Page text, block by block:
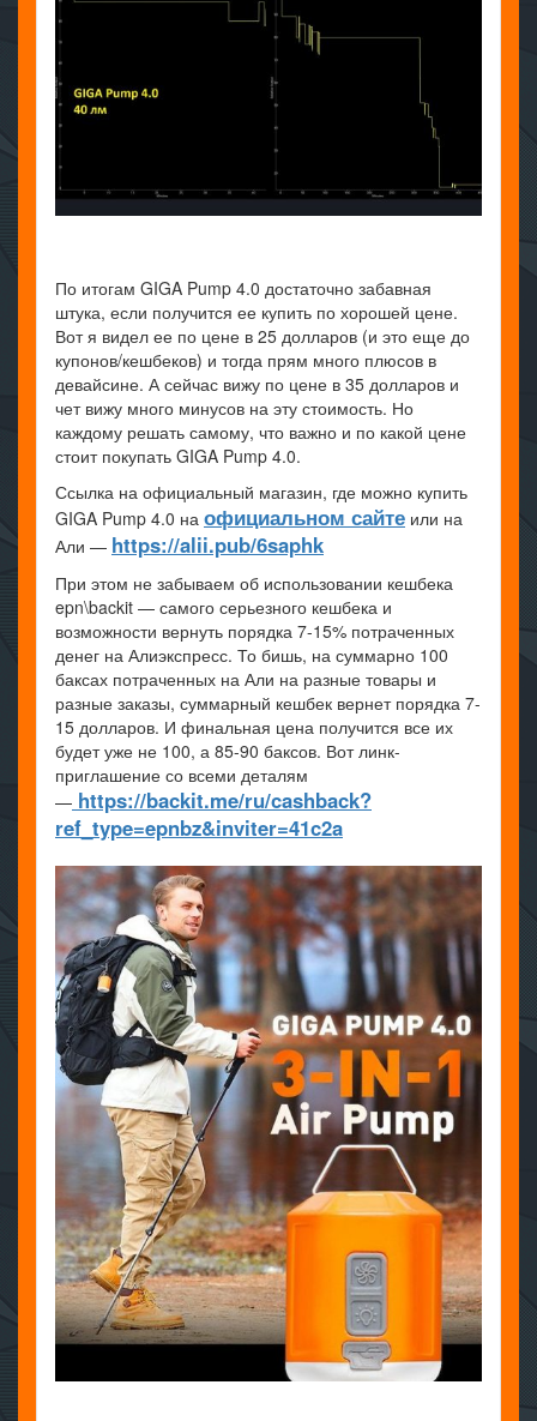
По итогам GIGA Pump 4.0 достаточно забавная
штука, если получится ее купить по хорошей цене.
Вот я видел ее по цене в 25 долларов (и это еще до
купонов/кешбеков) и тогда прям много плюсов в
девайсине. А сейчас вижу по цене в 35 долларов и
чет вижу много минусов на эту стоимость. Но
каждому решать самому, что важно и по какой цене
стоит покупать GIGA Pump 4.0.
Ссылка на официальный магазин, где можно купить
GIGA Pump 4.0 на официальном сайте или на
Али — https://alii.pub/6saphk
При этом не забываем об использовании кешбека
epn\backit — самого серьезного кешбека и
возможности вернуть порядка 7-15% потраченных
денег на Алиэкспресс. То бишь, на суммарно 100
баксах потраченных на Али на разные товары и
разные заказы, суммарный кешбек вернет порядка 7-
15 долларов. И финальная цена получится все их
будет уже не 100, а 85-90 баксов. Вот линк-
приглашение со всеми деталям
— https://backit.me/ru/cashback?
ref_type=epnbz&inviter=41c2a